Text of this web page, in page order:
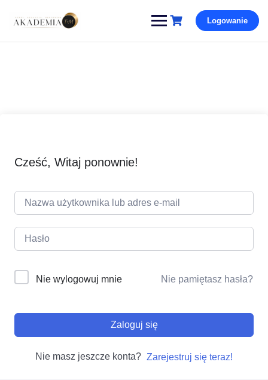
Logowanie
Cześć, Witaj ponownie!
Nie wylogowuj mnie Nie pamiętasz hasła?
Zaloguj się
Nie masz jeszcze konta? Zarejestruj się teraz!